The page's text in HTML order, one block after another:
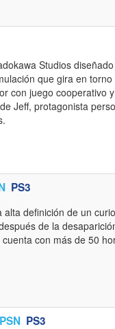
Studios
que gira en
con juego cooperativo
Jeff, protagonista
PS3
definición de un
de la
con más de 50
PS3